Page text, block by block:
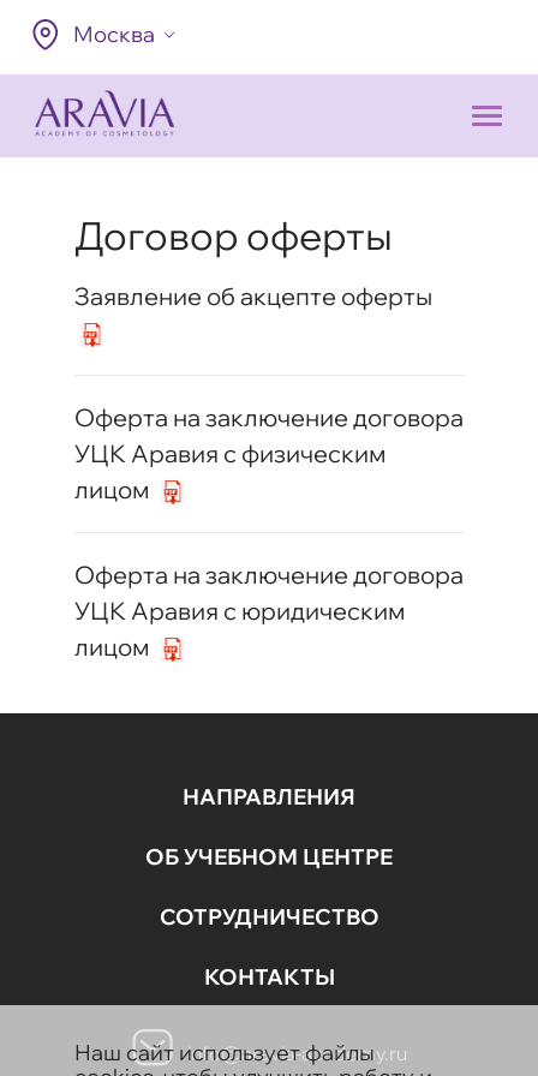
Москва
Договор оферты
Заявление об акцепте оферты
Оферта на заключение договора
УЦК Аравия с физическим
лицом
Оферта на заключение договора
УЦК Аравия с юридическим
лицом
НАПРАВЛЕНИЯ
ОБ УЧЕБНОМ ЦЕНТРЕ
СОТРУДНИЧЕСТВО
КОНТАКТЫ
info@aravia-academy.ru
Наш сайт использует файлы